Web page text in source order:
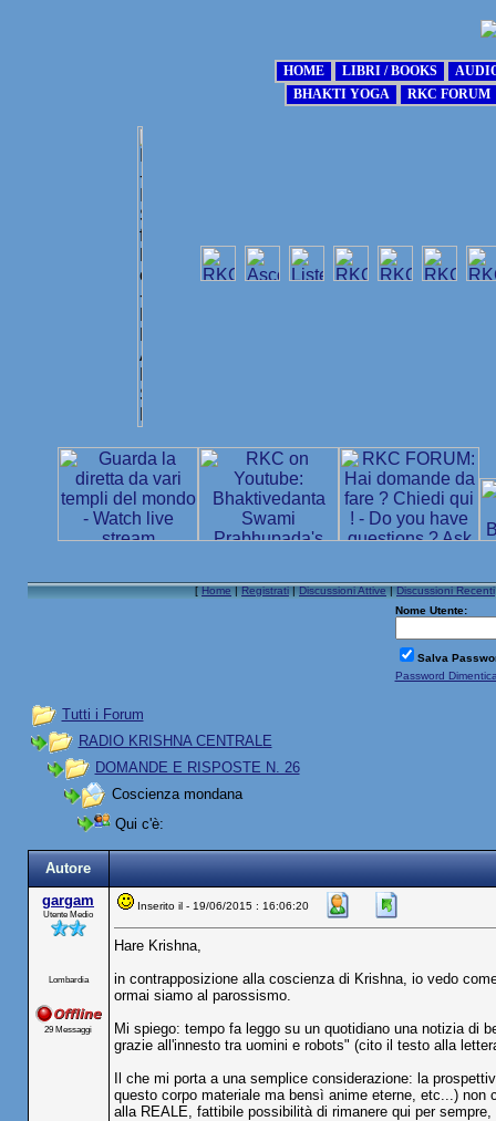
[Home|Registrati|Discussioni Attive|Discussioni Recenti
Nome Utente:
Salva
Password
Tutti i Forum
RADIO KRISHNA CENTRALE
DOMANDE E RISPOSTE N. 26
Coscienza mondana
Qui c'è:
Autore
gargam
Utente Medio
Lombardia
29 Messaggi
Inserito il - 19/06/2015 : 16:06:20
Hare Krishna,
in contrapposizione alla coscienza di Krishna, io vedo
ormai siamo al parossismo.
Mi spiego: tempo fa leggo su un quotidiano una notizia di
grazie all'innesto tra uomini e robots" (cito il testo alla
Il che mi porta a una semplice considerazione: la
questo corpo materiale ma bensì anime eterne, etc...) non
alla REALE, fattibile possibilità di rimanere qui per